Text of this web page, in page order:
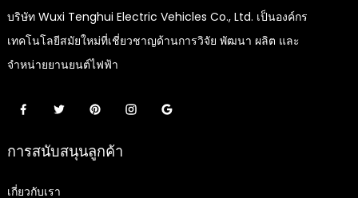
บริษัท Wuxi Tenghui Electric Vehicles Co., Ltd. เป็นองค์กร
เทคโนโลยีสมัยใหม่ที่เชี่ยวชาญด้านการวิจัย พัฒนา ผลิต และ
จำหน่ายยานยนต์ไฟฟ้า
การสนับสนุนลูกค้า
เกี่ยวกับเรา